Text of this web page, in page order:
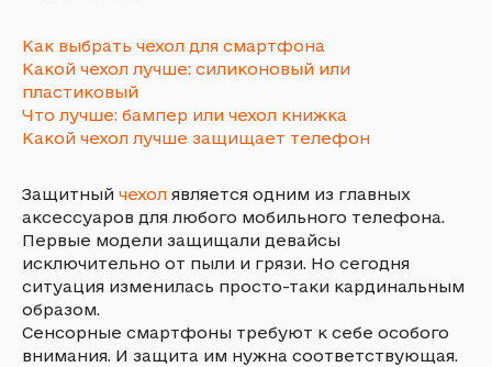
Как выбрать чехол для смартфона
Какой чехол лучше: силиконовый или
пластиковый
Что лучше: бампер или чехол книжка
Какой чехол лучше защищает телефон
Защитный чехол является одним из главных
аксессуаров для любого мобильного телефона.
Первые модели защищали девайсы
исключительно от пыли и грязи. Но сегодня
ситуация изменилась просто-таки кардинальным
образом.
Сенсорные смартфоны требуют к себе особого
внимания. И защита им нужна соответствующая.